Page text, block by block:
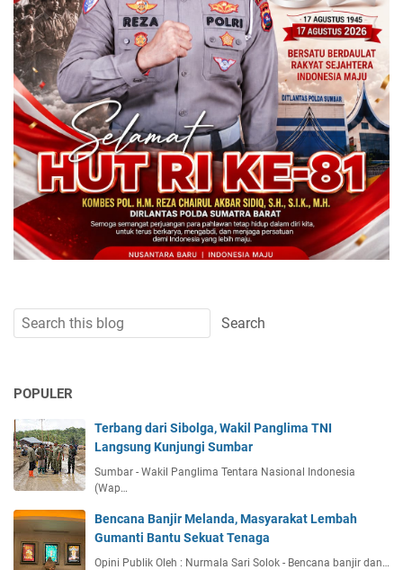
POPULER
Terbang dari Sibolga, Wakil Panglima TNI
Langsung Kunjungi Sumbar
Sumbar - Wakil Panglima Tentara Nasional Indonesia
(Wap…
Bencana Banjir Melanda, Masyarakat Lembah
Gumanti Bantu Sekuat Tenaga
Opini Publik Oleh : Nurmala Sari Solok - Bencana banjir dan…